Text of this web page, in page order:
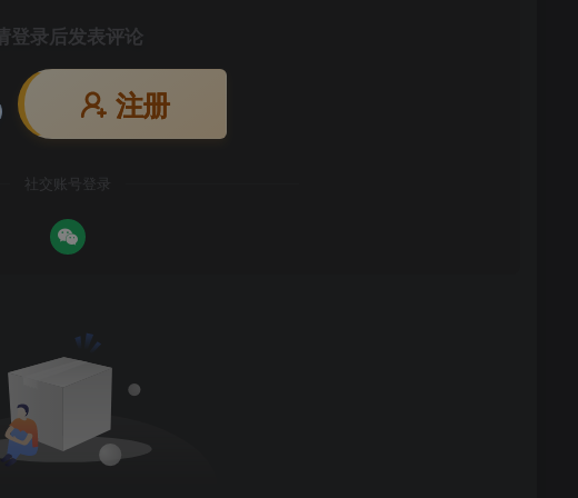
登录后发表评论
注册
社交账号登录